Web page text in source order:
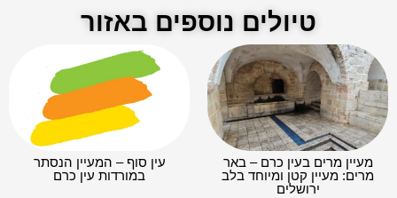
טיולים נוספים באזור
מעיין מרים בעין כרם – באר
מרים: מעיין קטן ומיוחד בלב
ירושלים
עין סוף – המעיין הנסתר
במורדות עין כרם